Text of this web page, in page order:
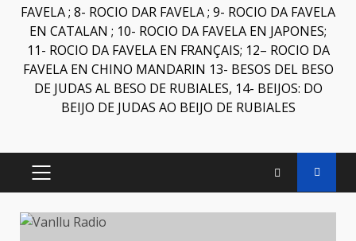
FAVELA ; 8- ROCIO DAR FAVELA ; 9- ROCIO DA FAVELA
EN CATALAN ; 10- ROCIO DA FAVELA EN JAPONES;
11- ROCIO DA FAVELA EN FRANÇAIS; 12– ROCIO DA
FAVELA EN CHINO MANDARIN 13- BESOS DEL BESO
DE JUDAS AL BESO DE RUBIALES, 14- BEIJOS: DO
BEIJO DE JUDAS AO BEIJO DE RUBIALES